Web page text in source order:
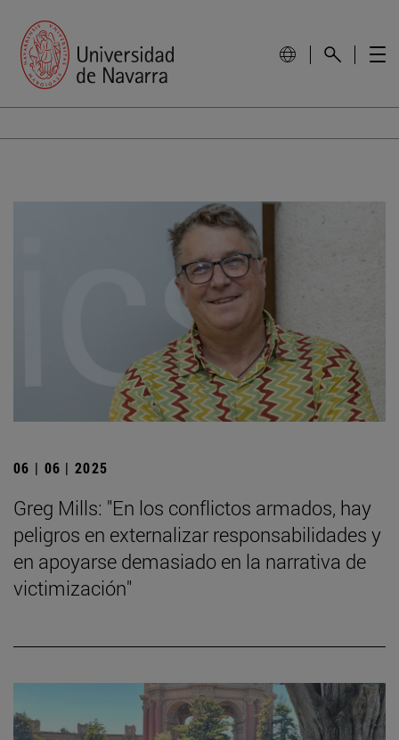
06 | 06 | 2025
Greg Mills: "En los conflictos armados, hay
peligros en externalizar responsabilidades y
en apoyarse demasiado en la narrativa de
victimización"